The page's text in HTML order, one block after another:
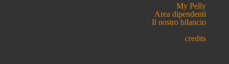
My Pelly
Area dipendenti
Il nostro bilancio
credits